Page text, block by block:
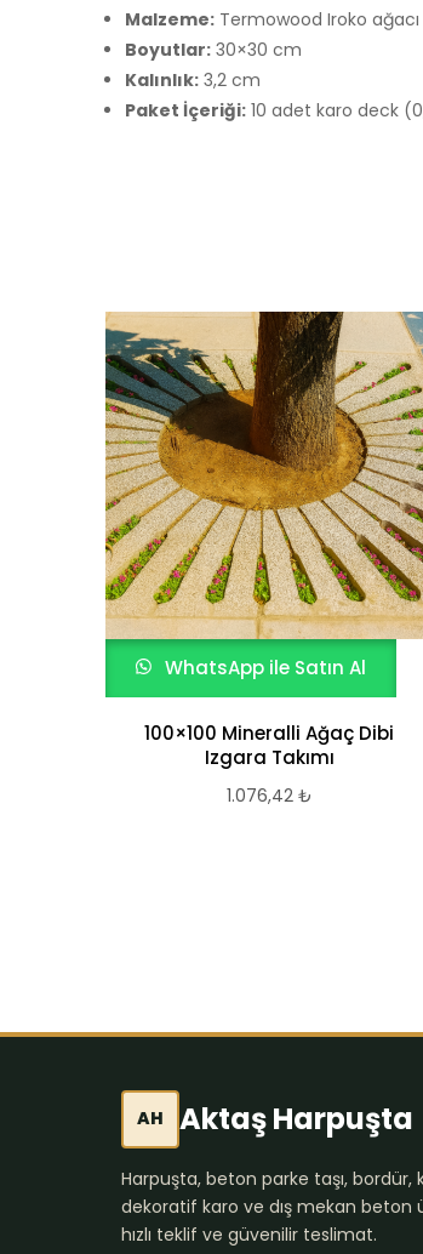
Malzeme: Termowood Iroko ağacı
Boyutlar: 30×30 cm
Kalınlık: 3,2 cm
Paket İçeriği: 10 adet karo deck
WhatsApp ile Satın Al
100×100 Mineralli Ağaç Dibi
Izgara Takımı
1.076,42 ₺
AH Aktaş Harpuşta
Harpuşta, beton parke taşı, bordür,
dekoratif karo ve dış mekan beton
hızlı teklif ve güvenilir teslimat.